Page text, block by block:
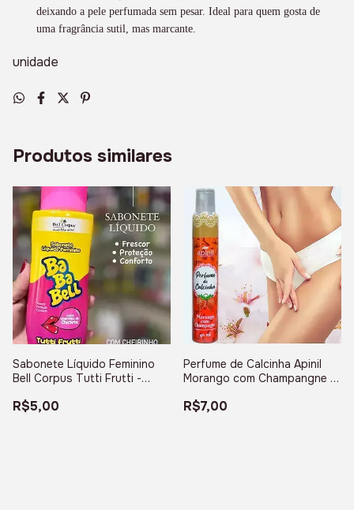
deixando a pele perfumada sem pesar. Ideal para quem gosta de
uma fragrância sutil, mas marcante.
unidade
Produtos similares
Sabonete Líquido Feminino
Bell Corpus Tutti Frutti -
R$5,00
Perfume de Calcinha Apinil
Morango com Champangne -
R$7,00